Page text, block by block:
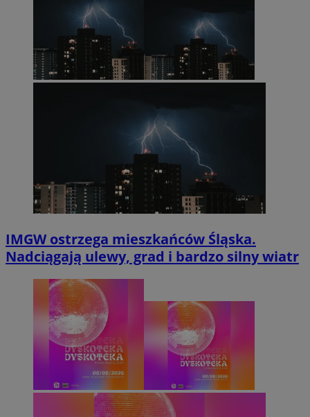
IMGW ostrzega mieszkańców Śląska.
Nadciągają ulewy, grad i bardzo silny wiatr